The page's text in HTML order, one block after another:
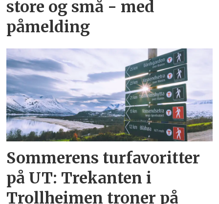
store og små - med
påmelding
Sommerens turfavoritter
på UT: Trekanten i
Trollheimen troner på